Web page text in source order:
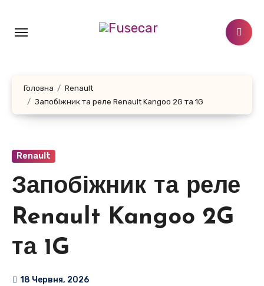
контенту
Головна
Renault
Запобіжник та реле Renault Kangoo 2G та 1G
Renault
Запобіжник та реле
Renault Kangoo 2G
та 1G
18 Червня, 2026